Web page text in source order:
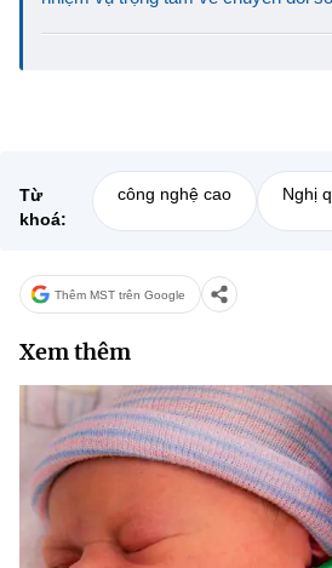
Từ
khoá:
công nghệ cao Nghị
Thêm MST trên Google
Xem thêm